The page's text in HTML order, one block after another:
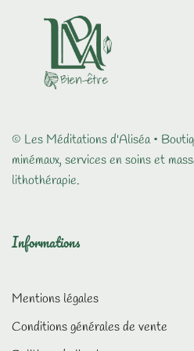
© Les Méditations d'Aliséa •
minémaux, services en soins et
lithothérapie.
Informations
Mentions légales
Conditions générales de vente